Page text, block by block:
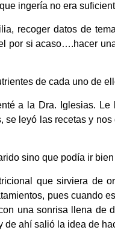
ingería no era
recoger datos de
por si acaso….hacer
de cada uno de
a la Dra. Iglesias.
leyó las recetas y
sino que podía ir
que sirviera de
pues cuando
una sonrisa llena de
ahí salió la idea de